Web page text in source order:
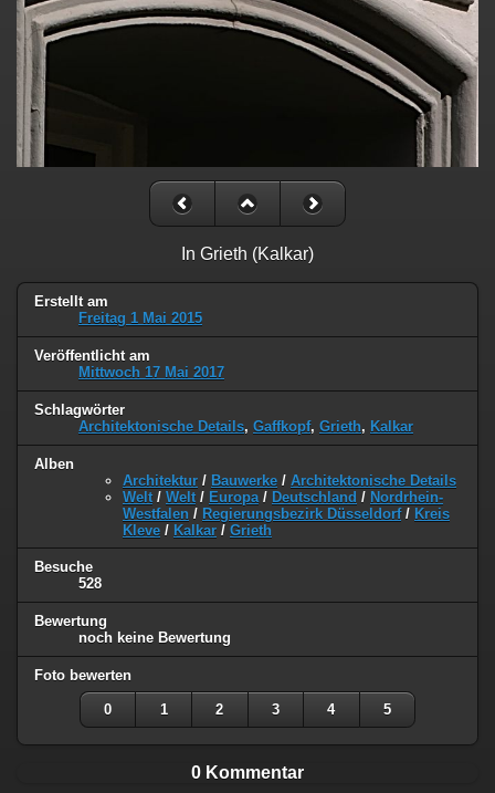
In Grieth (Kalkar)
Erstellt am
Freitag 1 Mai 2015
Veröffentlicht am
Mittwoch 17 Mai 2017
Schlagwörter
Architektonische Details, Gaffkopf, Grieth, Kalkar
Alben
Architektur / Bauwerke / Architektonische Details
Welt / Welt / Europa / Deutschland / Nordrhein-
Westfalen / Regierungsbezirk Düsseldorf/ Kreis
Kleve / Kalkar / Grieth
Besuche
528
Bewertung
noch keine Bewertung
Foto bewerten
0 1 2 3 4 5
0 Kommentar